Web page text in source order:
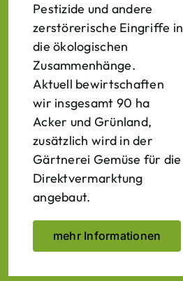
Pestizide und andere
zerstörerische Eingriffe in
die ökologischen
Zusammenhänge.
Aktuell bewirtschaften
wir insgesamt 90 ha
Acker und Grünland,
zusätzlich wird in der
Gärtnerei Gemüse für die
Direktvermarktung
angebaut.
mehr Informationen